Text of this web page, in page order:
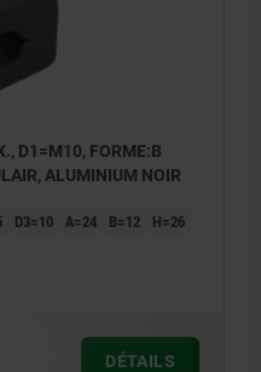
D1=M10, FORME:B
ALUMINIUM NOIR
D3=10 A=24 B=12
H=26
DÉTAILS